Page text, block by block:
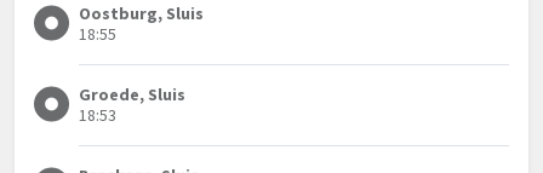
Oostburg, Sluis
18:55
Groede, Sluis
18:53